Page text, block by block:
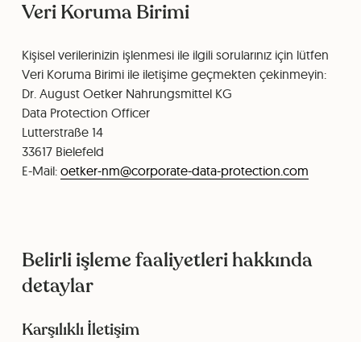
Veri Koruma Birimi
Kişisel verilerinizin işlenmesi ile ilgili sorularınız için lütfen
Veri Koruma Birimi ile iletişime geçmekten çekinmeyin:
Dr. August Oetker Nahrungsmittel KG
Data Protection Officer
Lutterstraße 14
33617 Bielefeld
E-Mail: oetker-nm@corporate-data-protection.com
Belirli işleme faaliyetleri hakkında
detaylar
Karşılıklı İletişim